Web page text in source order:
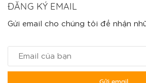
ĐĂNG KÝ EMAIL
Gửi email cho chúng tôi để nhận
Gửi email